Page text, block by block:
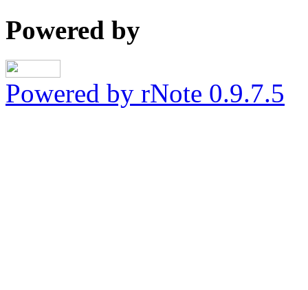
Powered by
Powered by rNote 0.9.7.5